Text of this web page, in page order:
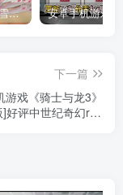
PC/安卓游戏《暖雪最新v3.1.0.1》终业DLC整合版！
下一篇
游戏《骑士与龙3》
好评中世纪奇幻rpg